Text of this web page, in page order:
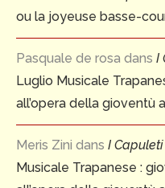
ou la joyeuse basse-
Pasquale de rosa dans I
Luglio Musicale
all’opera della gioventù
Meris Zini dans I
Musicale Trapanese :